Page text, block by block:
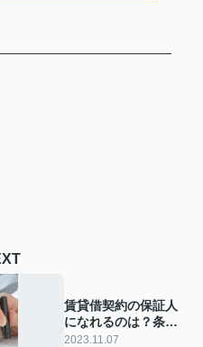
賃貸借契約の保証人
になれるのは？条件
や保証人の変更方法
2023.11.07